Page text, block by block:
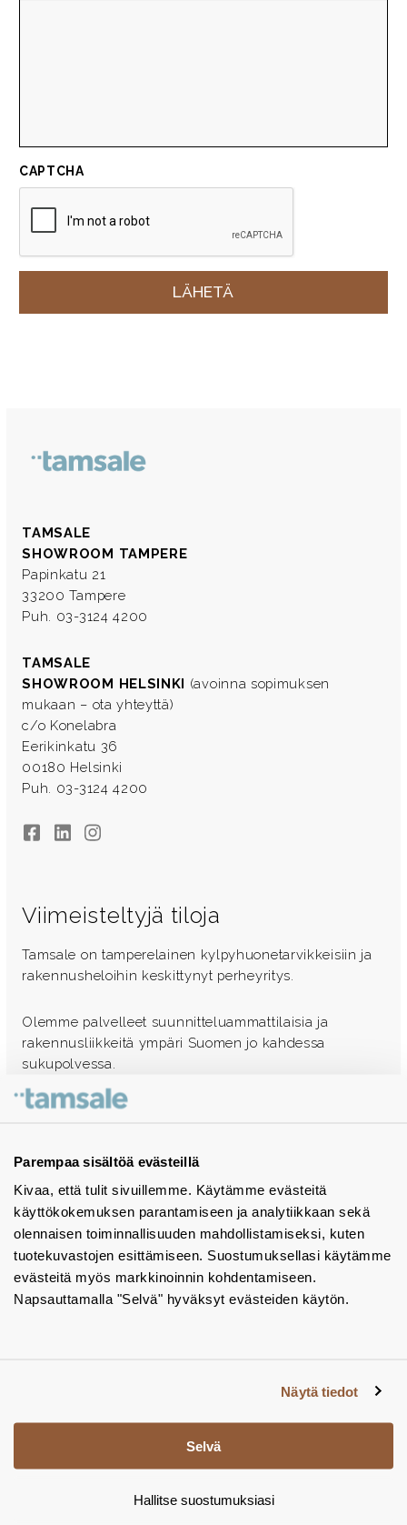
Parempaa sisältöä evästeillä
Kivaa, että tulit sivuillemme. Käytämme evästeitä
käyttökokemuksen parantamiseen ja analytiikkaan sekä
olennaisen toiminnallisuuden mahdollistamiseksi, kuten
tuotekuvastojen esittämiseen. Suostumuksellasi käytämme
evästeitä myös markkinoinnin kohdentamiseen.
Napsauttamalla "Selvä" hyväksyt evästeiden käytön.
Näytä tiedot
Selvä
Hallitse suostumuksiasi
CAPTCHA
TAMSALE
SHOWROOM TAMPERE
Papinkatu 21
33200 Tampere
Puh. 03-3124 4200
TAMSALE
SHOWROOM HELSINKI (avoinna sopimuksen
mukaan – ota yhteyttä)
c/o Konelabra
Eerikinkatu 36
00180 Helsinki
Puh. 03-3124 4200
FacebookLinkedInInstagram
Viimeisteltyjä tiloja
Tamsale on tamperelainen kylpyhuonetarvikkeisiin ja
rakennusheloihin keskittynyt perheyritys.
Olemme palvelleet suunnitteluammattilaisia ja
rakennusliikkeitä ympäri Suomen jo kahdessa
sukupolvessa.
Ota yhteyttä - autamme mielellämme
Tuotekuvastot
Instagram
BIM-objektit
Yhteystiedot
Tiedotteet